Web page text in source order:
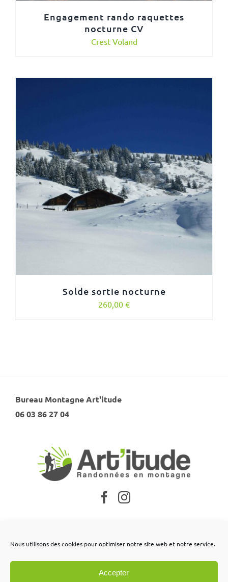
Nous utilisons des cookies pour optimiser notre site web et notre service.
Accepter
Engagement rando raquettes
nocturne CV
Crest Voland
Solde sortie nocturne
260,00 €
Bureau Montagne Art'itude
06 03 86 27 04
Nos partenaires
Conditions générales de vente